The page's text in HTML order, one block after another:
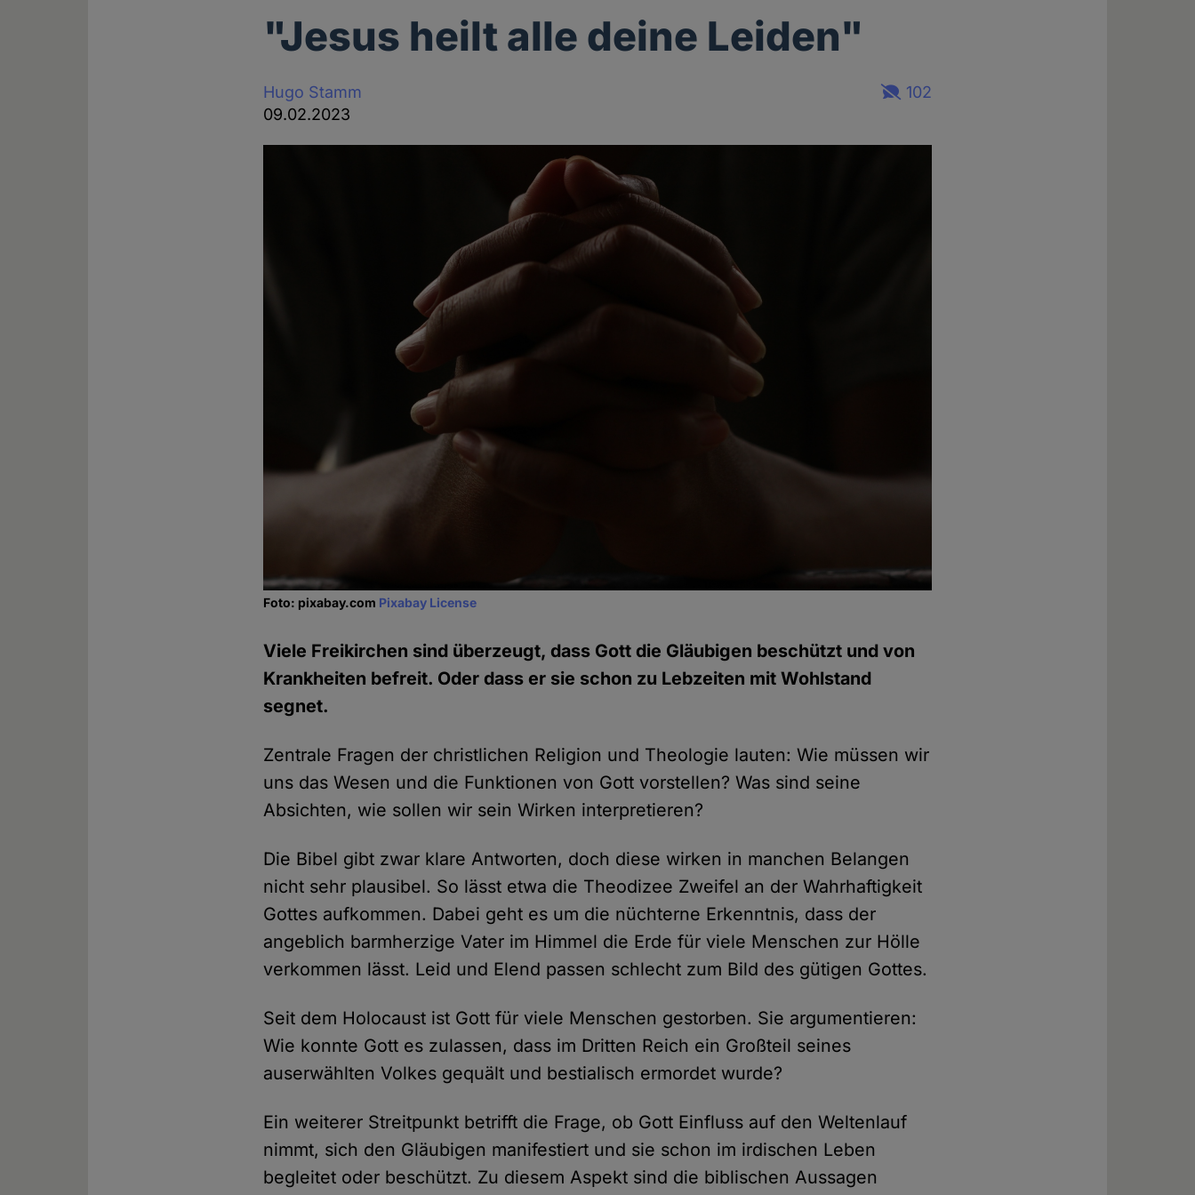
"Jesus heilt alle deine Leiden"
Hugo Stamm
09.02.2023
102
Foto: pixabay.com Pixabay License
Viele Freikirchen sind überzeugt, dass Gott die Gläubigen beschützt und von
Krankheiten befreit. Oder dass er sie schon zu Lebzeiten mit Wohlstand
segnet.
Zentrale Fragen der christlichen Religion und Theologie lauten: Wie müssen wir
uns das Wesen und die Funktionen von Gott vorstellen? Was sind seine
Absichten, wie sollen wir sein Wirken interpretieren?
Die Bibel gibt zwar klare Antworten, doch diese wirken in manchen Belangen
nicht sehr plausibel. So lässt etwa die Theodizee Zweifel an der Wahrhaftigkeit
Gottes aufkommen. Dabei geht es um die nüchterne Erkenntnis, dass der
angeblich barmherzige Vater im Himmel die Erde für viele Menschen zur Hölle
verkommen lässt. Leid und Elend passen schlecht zum Bild des gütigen Gottes.
Seit dem Holocaust ist Gott für viele Menschen gestorben. Sie argumentieren:
Wie konnte Gott es zulassen, dass im Dritten Reich ein Großteil seines
auserwählten Volkes gequält und bestialisch ermordet wurde?
Ein weiterer Streitpunkt betrifft die Frage, ob Gott Einfluss auf den Weltenlauf
nimmt, sich den Gläubigen manifestiert und sie schon im irdischen Leben
begleitet oder beschützt. Zu diesem Aspekt sind die biblischen Aussagen